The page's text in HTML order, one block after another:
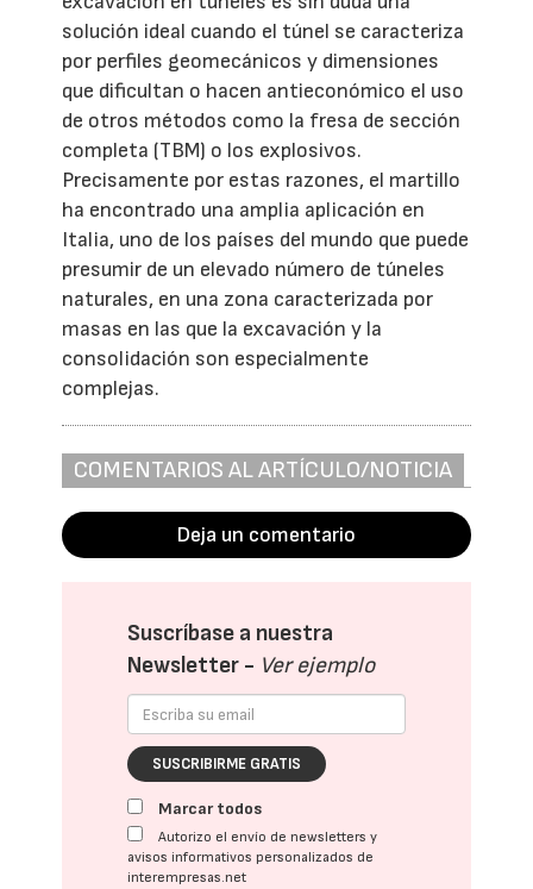
solución ideal cuando el túnel se caracteriza
por perfiles geomecánicos y dimensiones
que dificultan o hacen antieconómico el uso
de otros métodos como la fresa de sección
completa (TBM) o los explosivos.
Precisamente por estas razones, el martillo
ha encontrado una amplia aplicación en
Italia, uno de los países del mundo que puede
presumir de un elevado número de túneles
naturales, en una zona caracterizada por
masas en las que la excavación y la
consolidación son especialmente
complejas.
COMENTARIOS AL ARTÍCULO/NOTICIA
Deja un comentario
Suscríbase a nuestra
Newsletter - Ver ejemplo
SUSCRIBIRME GRATIS
Marcar todos
Autorizo el envío de newsletters y
avisos informativos personalizados de
interempresas.net